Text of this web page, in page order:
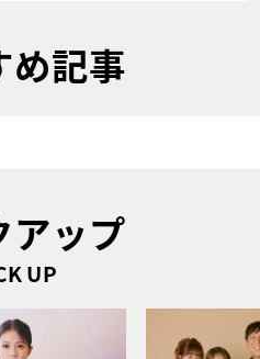
め記事
アップ
UP